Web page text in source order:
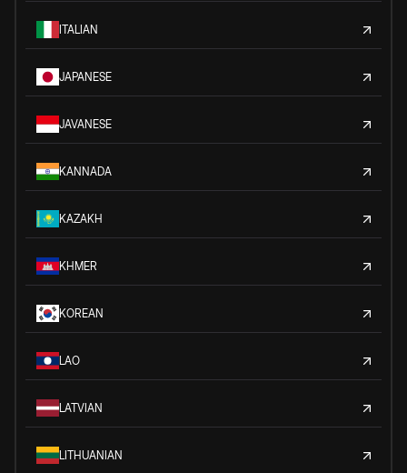
ITALIAN
JAPANESE
JAVANESE
KANNADA
KAZAKH
KHMER
KOREAN
LAO
LATVIAN
LITHUANIAN